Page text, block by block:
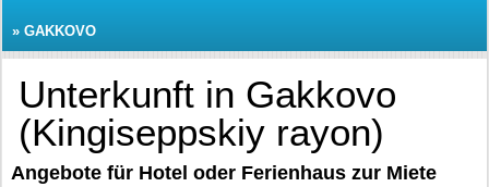
» GAKKOVO
Unterkunft in Gakkovo
(Kingiseppskiy rayon)
Angebote für Hotel oder Ferienhaus zur Miete